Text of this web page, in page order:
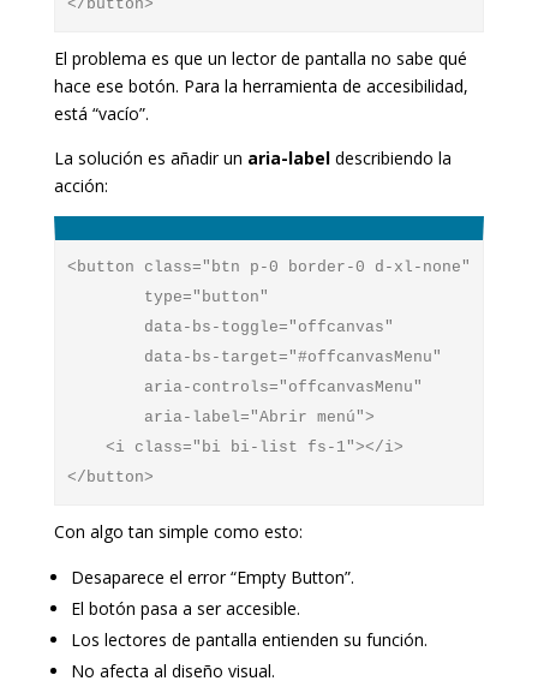
El problema es que un lector de pantalla no sabe qué
hace ese botón. Para la herramienta de accesibilidad,
está “vacío”.
La solución es añadir un aria-labeldescribiendo la
acción:
<button class="btn p-0 border-0 d-xl-none"
        type="button"
        data-bs-toggle="offcanvas"
        data-bs-target="#offcanvasMenu"
        aria-controls="offcanvasMenu"
        aria-label="Abrir menú">
    <i class="bi bi-list fs-1"></i>
Con algo tan simple como esto:
Desaparece el error “Empty Button”.
El botón pasa a ser accesible.
Los lectores de pantalla entienden su función.
No afecta al diseño visual.